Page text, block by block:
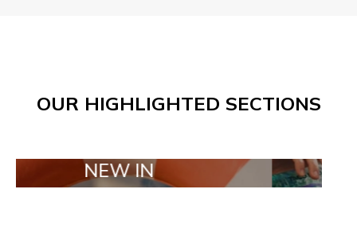
OUR HIGHLIGHTED SECTIONS
NEW IN TAILOR